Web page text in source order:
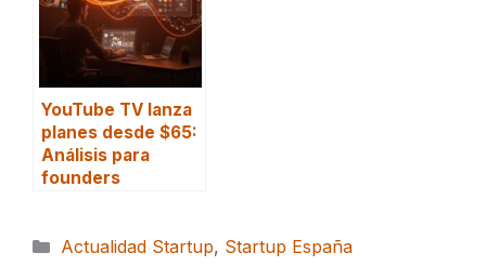
YouTube TV lanza
planes desde $65:
Análisis para
founders
Categorías
Actualidad Startup, Startup España